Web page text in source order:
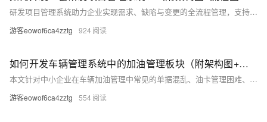
研发项目管理系统助力企业实现需求、缺陷与变更的全流程管理，支持看板可视化、数据化决策与成本优化。系统以MVP模式快速上线，核心功能包括需求看板、缺陷闭环、自动日报及关键指标分析，助力中小企业提升交付效率与协作质量。
游客eowof6ca4zztg 924
如何开发车辆管理系统中的加油管理板块（附架构图+流程图+代码参考）
本文针对中小企业在车辆加油管理中常见的单据混乱、油卡管理困难、对账困难等问题，提出了一套完整的系统化解决方案。内容涵盖车辆管理系统（VMS）的核心功能、加油管理模块的设计要点、数据库模型、系统架构、关键业务流程、API设计与实现示例、前端展示参考（React + Antd）、开发技巧与工程化建议等。通过构建加油管理系统，企业可实现燃油费用的透明化、自动化对账、异常检测与数据分析，从而降低运营成本、提升管理效率。适合希望通过技术手段优化车辆管理的企业技术人员与管理者参考。
游客eowof6ca4zztg 554